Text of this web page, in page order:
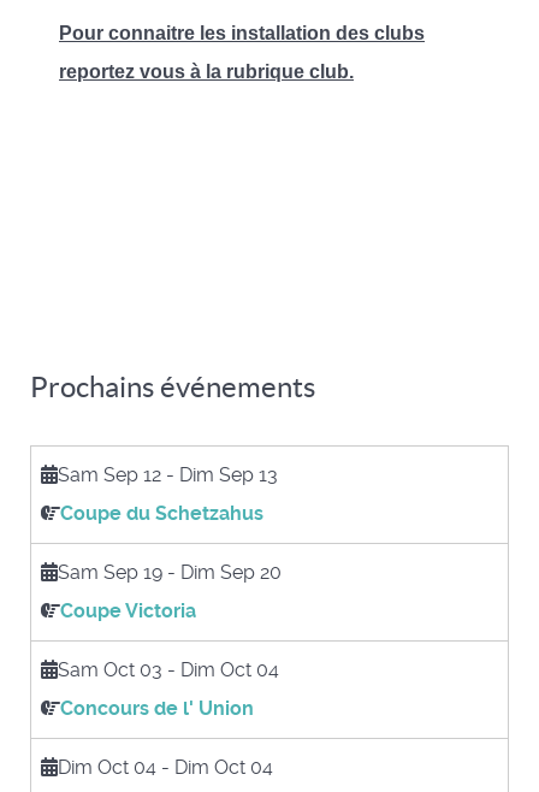
Pour connaitre les installation des clubs
reportez vous à la rubrique club.
Prochains événements
Sam Sep 12 - Dim Sep 13
Coupe du Schetzahus
Sam Sep 19 - Dim Sep 20
Coupe Victoria
Sam Oct 03 - Dim Oct 04
Concours de l' Union
Dim Oct 04 - Dim Oct 04